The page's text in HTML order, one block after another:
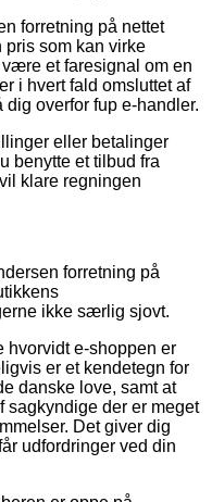
forretning på nettet
pris som kan virke
et faresignal om en
i hvert fald omsluttet af
overfor fup e-handler.
eller betalinger
benytte et tilbud fra
klare regningen
forretning på
ikke særlig sjovt.
hvorvidt e-shoppen er
er et kendetegn for
danske love, samt at
der er meget
Det giver dig
udfordringer ved din